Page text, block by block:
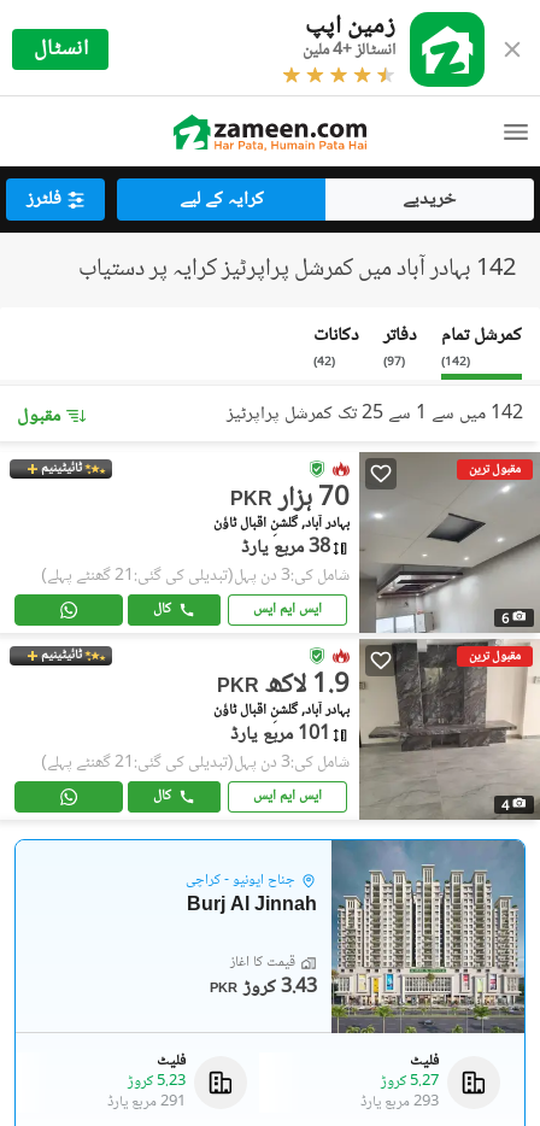
زمین اپپ
انسٹالز +4 ملین انسٹال
خریدیے کرایہ کے لیے فلٹرز
142 بہادر آباد میں کمرشل پراپرٹیز کرایہ پر دستیاب
کمرشل تمام
(
142
)
دفاتر
(
97
)
دکانات
(
42
)
142 میں سے 1 سے 25 تک کمرشل پراپرٹیز مقبول
مقبول ترین
6
ٹائیٹینیم
PKR 70 ہزار
بہادر آباد, گلشنِ اقبال ٹاؤن
38 مربع یارڈ
شامل کی:3 دن پہل (تبدیلی کی گئی:21 گھنٹے پہلے)
ایس ایم ایس کال
مقبول ترین
4
ٹائیٹینیم
PKR 1.9 لاکھ
بہادر آباد, گلشنِ اقبال ٹاؤن
101 مربع یارڈ
شامل کی:3 دن پہل (تبدیلی کی گئی:21 گھنٹے پہلے)
ایس ایم ایس کال
جناح ایونیو - کراچی
Burj Al Jinnah
قیمت کا آغاز
PKR 3.43 کروڑ
فلیٹ
5.27 کروڑ
293 مربع یارڈ
فلیٹ
5.23 کروڑ
291 مربع یارڈ